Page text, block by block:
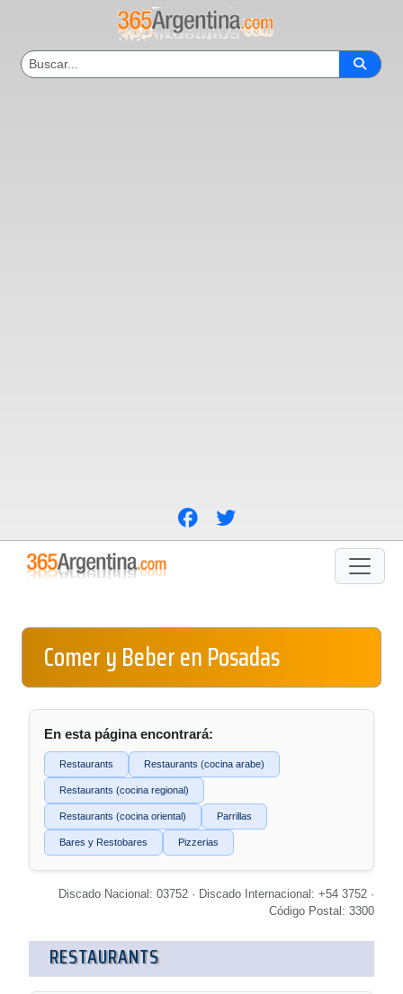
Comer y Beber en Posadas
En esta página encontrará:
Restaurants Restaurants (cocina arabe)
Restaurants (cocina regional)
Restaurants (cocina oriental) Parrillas
Bares y Restobares Pizzerias
Discado Nacional: 03752 · Discado Internacional: +54 3752 ·
Código Postal: 3300
RESTAURANTS